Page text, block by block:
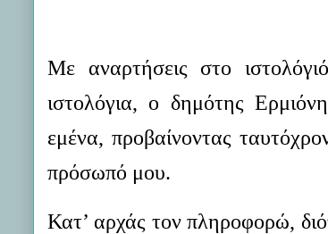
Με αναρτήσεις στο
ιστολόγια, ο δημότης
εμένα, προβαίνοντας
πρόσωπό μου.
Κατ’ αρχάς τον πληροφορώ,